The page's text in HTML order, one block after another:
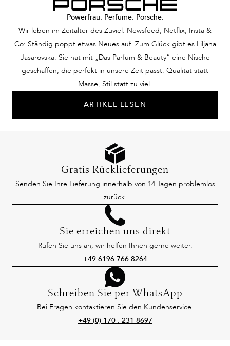
Powerfrau. Perfume. Porsche.
Wir leben im Zeitalter des Zuviel. Newsfeed, Netflix, Insta &
Co: Ständig poppt etwas Neues auf. Zum Glück gibt es Liljana
Jasarovska. Sie hat mit „Das Parfum & Beauty“ eine Nische
geschaffen, die perfekt in unsere Zeit passt: Qualität statt
Masse, Stil statt zu viel.
ARTIKEL LESEN
Gratis Rücklieferungen
Senden Sie Ihre Lieferung innerhalb von 14 Tagen problemlos
zurück.
Sie erreichen uns direkt
Rufen Sie uns an, wir helfen Ihnen gerne weiter.
+49 6196 766 8264
Schreiben Sie per WhatsApp
Bei Fragen kontaktieren Sie den Kundenservice.
+49 (0) 170 . 231 8697